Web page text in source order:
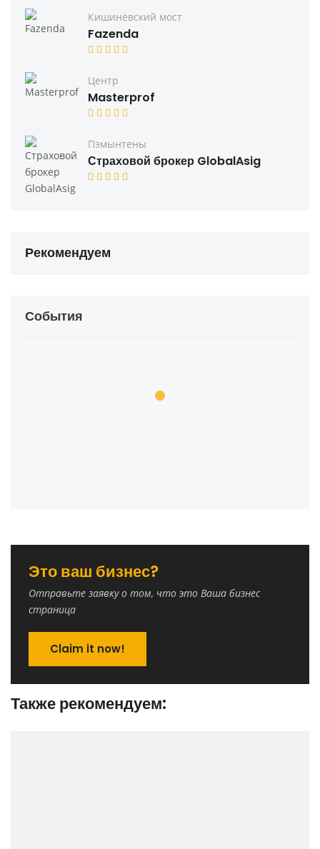
Кишинёвский мост
Fazenda
Центр
Masterprof
Пэмынтены
Страховой брокер GlobalAsig
Рекомендуем
События
Это ваш бизнес?
Отправьте заявку о том, что это Ваша бизнес
страница
Claim it now!
Также рекомендуем: